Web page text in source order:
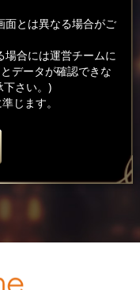
とは異なる場合がご
合には運営チームに
データが確認できな
下さい。)
じます。